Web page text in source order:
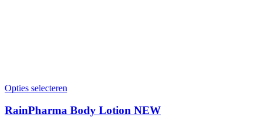
Opties selecteren
RainPharma Body Lotion NEW